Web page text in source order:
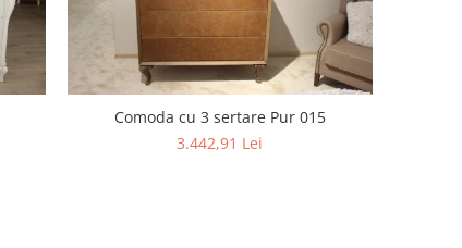
Comoda cu 3 sertare Pur 015
3.442,91 Lei